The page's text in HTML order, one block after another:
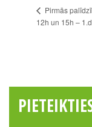
Pirmās
12h un 15h –